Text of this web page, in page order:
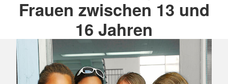
Frauen zwischen 13 und
16 Jahren